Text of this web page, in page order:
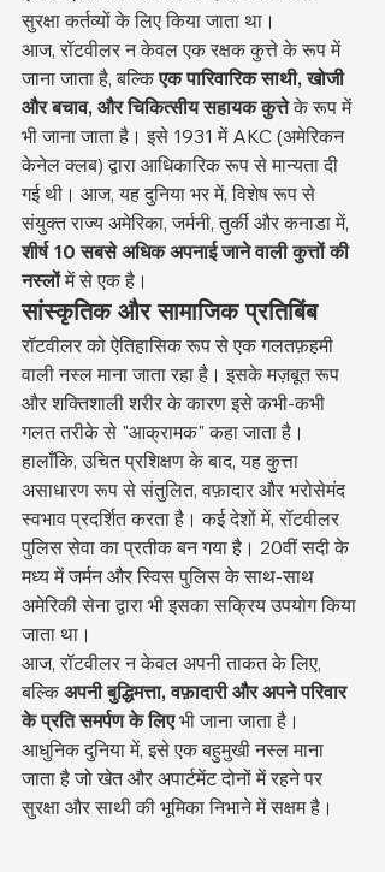
सुरक्षा कर्तव्यों के लिए किया जाता था।
आज, रॉटवीलर न केवल एक रक्षक कुत्ते के रूप में
जाना जाता है, बल्कि एक पारिवारिक साथी, खोजी
और बचाव, और चिकित्सीय सहायक कुत्ते के रूप में
भी जाना जाता है। इसे 1931 में AKC (अमेरिकन
केनेल क्लब) द्वारा आधिकारिक रूप से मान्यता दी
गई थी। आज, यह दुनिया भर में, विशेष रूप से
संयुक्त राज्य अमेरिका, जर्मनी, तुर्की और कनाडा में,
शीर्ष 10 सबसे अधिक अपनाई जाने वाली कुत्तों की
नस्लों में से एक है।
सांस्कृतिक और सामाजिक प्रतिबिंब
रॉटवीलर को ऐतिहासिक रूप से एक गलतफ़हमी
वाली नस्ल माना जाता रहा है। इसके मज़बूत रूप
और शक्तिशाली शरीर के कारण इसे कभी-कभी
गलत तरीके से "आक्रामक" कहा जाता है।
हालाँकि, उचित प्रशिक्षण के बाद, यह कुत्ता
असाधारण रूप से संतुलित, वफ़ादार और भरोसेमंद
स्वभाव प्रदर्शित करता है। कई देशों में, रॉटवीलर
पुलिस सेवा का प्रतीक बन गया है। 20वीं सदी के
मध्य में जर्मन और स्विस पुलिस के साथ-साथ
अमेरिकी सेना द्वारा भी इसका सक्रिय उपयोग किया
जाता था।
आज, रॉटवीलर न केवल अपनी ताकत के लिए,
बल्कि अपनी बुद्धिमत्ता, वफ़ादारी और अपने परिवार
के प्रति समर्पण के लिए भी जाना जाता है।
आधुनिक दुनिया में, इसे एक बहुमुखी नस्ल माना
जाता है जो खेत और अपार्टमेंट दोनों में रहने पर
सुरक्षा और साथी की भूमिका निभाने में सक्षम है।